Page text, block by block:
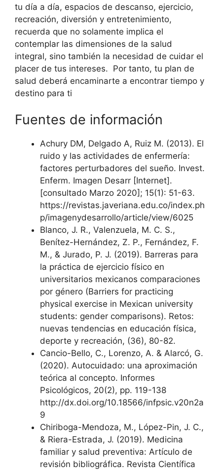
tu día a día, espacios de descanso, ejercicio,
recreación, diversión y entretenimiento,
recuerda que no solamente implica el
contemplar las dimensiones de la salud
integral, sino también la necesidad de cuidar el
placer de tus intereses. Por tanto, tu plan de
salud deberá encaminarte a encontrar tiempo y
destino para ti
Fuentes de información
Achury DM, Delgado A, Ruiz M. (2013). El
ruido y las actividades de enfermería:
factores perturbadores del sueño. Invest.
Enferm. Imagen Desarr [Internet].
[consultado Marzo 2020]; 15(1): 51-63.
https://revistas.javeriana.edu.co/index.ph
p/imagenydesarrollo/article/view/6025
Blanco, J. R., Valenzuela, M. C. S.,
Benítez-Hernández, Z. P., Fernández, F.
M., & Jurado, P. J. (2019). Barreras para
la práctica de ejercicio físico en
universitarios mexicanos comparaciones
por género (Barriers for practicing
physical exercise in Mexican university
students: gender comparisons). Retos:
nuevas tendencias en educación física,
deporte y recreación, (36), 80-82.
Cancio-Bello, C., Lorenzo, A. & Alarcó, G.
(2020). Autocuidado: una aproximación
teórica al concepto. Informes
Psicológicos, 20(2), pp. 119-138
http://dx.doi.org/10.18566/infpsic.v20n2a
9
Chiriboga-Mendoza, M., López-Pin, J. C.,
& Riera-Estrada, J. (2019). Medicina
familiar y salud preventiva: Artículo de
revisión bibliográfica. Revista Científica